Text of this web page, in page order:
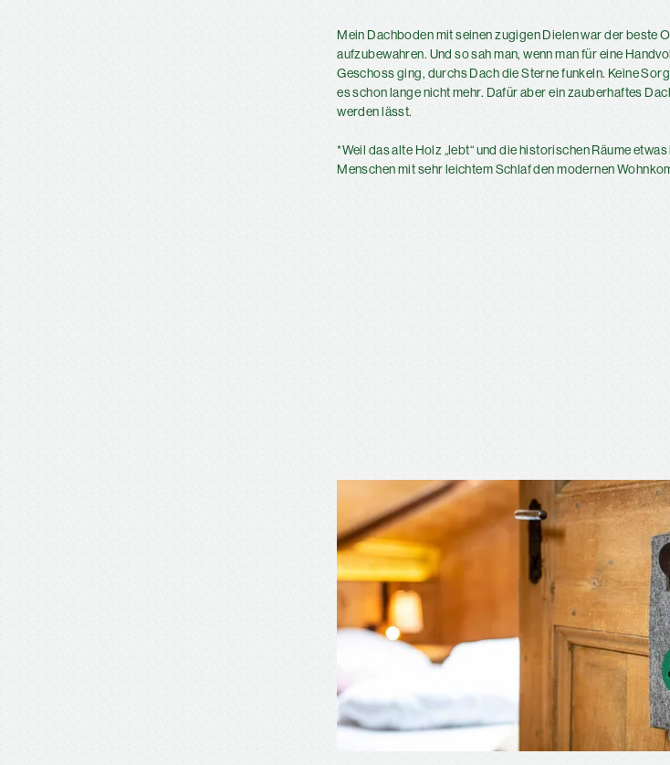
Mein Dachboden mit seinen zugigen Dielen war der beste
aufzubewahren. Und so sah man, wenn man für eine
Geschoss ging, durchs Dach die Sterne funkeln. Keine
es schon lange nicht mehr. Dafür aber ein zauberhaftes
werden lässt.
*Weil das alte Holz „lebt“ und die historischen Räume
Menschen mit sehr leichtem Schlaf den modernen